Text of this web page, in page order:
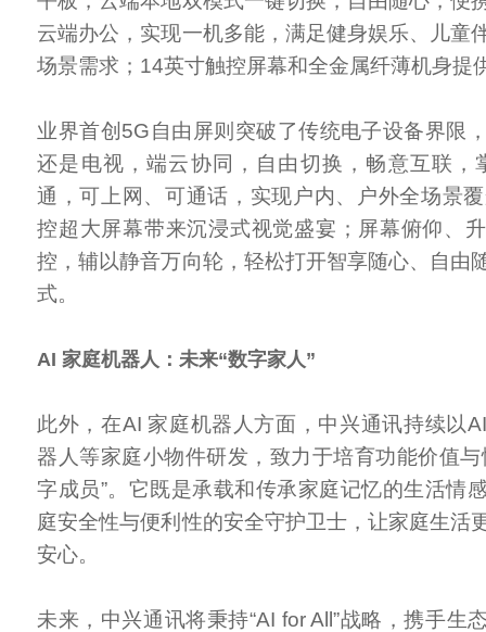
云端办公，实现一机多能，满足健身娱乐、儿童
场景需求；14英寸触控屏幕和全金属纤薄机身提
业界首创5G自由屏则突破了传统电子设备界限
还是电视，端云协同，自由切换，畅意互联，
通，可上网、可通话，实现户内、户外全场景
控超大屏幕带来沉浸式视觉盛宴；屏幕俯仰、
控，辅以静音万向轮，轻松打开智享随心、自由
式。
AI 家庭机器人：未来“数字家人”
此外，在AI 家庭机器人方面，中兴通讯持续以
器人等家庭小物件研发，致力于培育功能价值与
字成员”。它既是承载和传承家庭记忆的生活情
庭安全性与便利性的安全守护卫士，让家庭生活
安心。
未来，中兴通讯将秉持“AI for All”战略，携手生